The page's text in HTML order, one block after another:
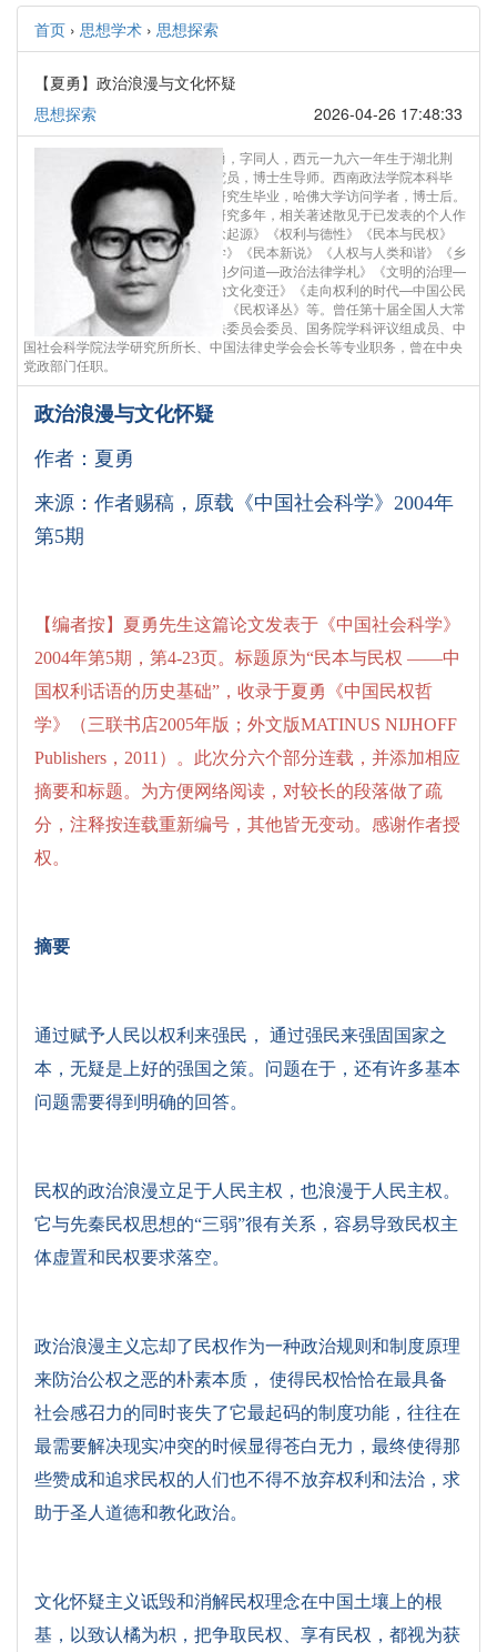
首页 › 思想学术 › 思想探索
【夏勇】政治浪漫与文化怀疑
思想探索
2026-04-26 17:48:33
作者简介：夏勇，字同人，西元一九六一年生于湖北荆
州。教授，研究员，博士生导师。西南政法学院本科毕
业，北京大学研究生毕业，哈佛大学访问学者，博士后。
潜心民权儒学研究多年，相关著述散见于已发表的个人作
品：《人权概念起源》《权利与德性》《民本与民权》
《中国民权哲学》《民本新说》《人权与人类和谐》《乡
民的权利》《朝夕问道—政治法律学札》《文明的治理—
法治与中国政治文化变迁》《走向权利的时代—中国公民
权利发展研究》《民权译丛》等。曾任第十届全国人大常
委会香港基本法委员会委员、国务院学科评议组成员、中
国社会科学院法学研究所所长、中国法律史学会会长等专业职务，曾在中央
党政部门任职。
政治浪漫与文化怀疑
作者：夏勇
来源：作者赐稿，原载 《中国社会科学》2004年
第5期
【编者按】夏勇先生这篇论文发表于《中国社会科学》
2004年第5期，第4-23页。标题原为“民本与民权 ——中
国权利话语的历史基础”，收录于夏勇《中国民权哲
学》（三联书店2005年版；外文版MATINUS NIJHOFF
Publishers，2011）。此次分六个部分连载，并添加相应
摘要和标题。为方便网络阅读，对较长的段落做了疏
分，注释按连载重新编号，其他皆无变动。感谢作者授
权。
摘要
通过赋予人民以权利来强民， 通过强民来强固国家之
本，无疑是上好的强国之策。问题在于，还有许多基本
问题需要得到明确的回答。
民权的政治浪漫立足于人民主权，也浪漫于人民主权。
它与先秦民权思想的“三弱”很有关系，容易导致民权主
体虚置和民权要求落空。
政治浪漫主义忘却了民权作为一种政治规则和制度原理
来防治公权之恶的朴素本质， 使得民权恰恰在最具备
社会感召力的同时丧失了它最起码的制度功能，往往在
最需要解决现实冲突的时候显得苍白无力，最终使得那
些赞成和追求民权的人们也不得不放弃权利和法治，求
助于圣人道德和教化政治。
文化怀疑主义诋毁和消解民权理念在中国土壤上的根
基，以致认橘为枳，把争取民权、享有民权，都视为获